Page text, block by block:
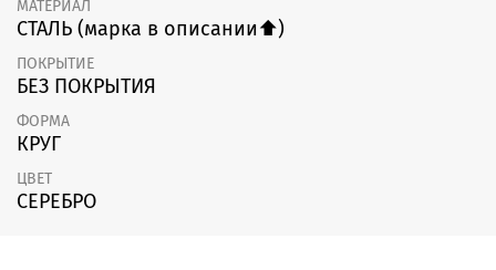
МАТЕРИАЛ
СТАЛЬ (марка в описании⬆️)
ПОКРЫТИЕ
БЕЗ ПОКРЫТИЯ
ФОРМА
КРУГ
ЦВЕТ
СЕРЕБРО